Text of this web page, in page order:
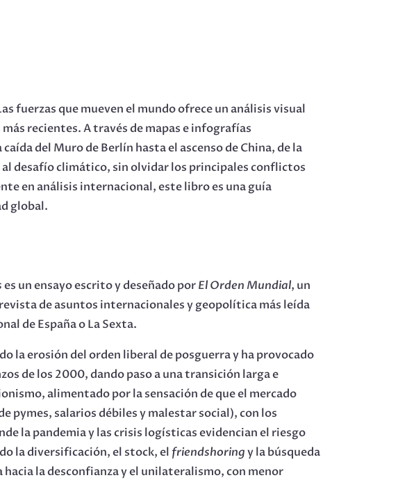
fuerzas que mueven el mundo ofrece un análisis visual
recientes. A través de mapas e infografías
del Muro de Berlín hasta el ascenso de China, de la
desafío climático, sin olvidar los principales conflictos
en análisis internacional, este libro es una guía
global.
es un ensayo escrito y deseñado porEl Orden Mundial, un
de asuntos internacionales y geopolítica más leída
de España o La Sexta.
la erosión del orden liberal de posguerra y ha provocado
de los 2000, dando paso a una transición larga e
alimentado por la sensación de que el mercado
pymes, salarios débiles y malestar social), con los
la pandemia y las crisis logísticas evidencian el riesgo
la diversificación, el stock, elfriendshoringy la búsqueda
la desconfianza y el unilateralismo, con menor